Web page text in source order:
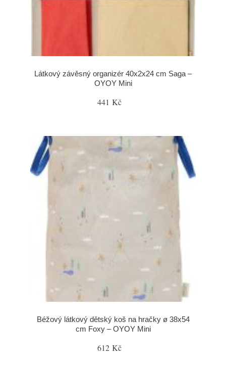
Látkový závěsný organizér 40x2x24 cm Saga –
OYOY Mini
441 Kč
Béžový látkový dětský koš na hračky ø 38x54
cm Foxy – OYOY Mini
612 Kč